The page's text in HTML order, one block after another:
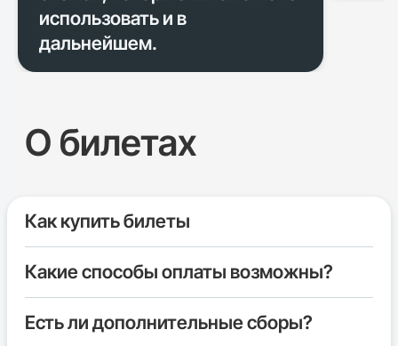
использовать и в
дальнейшем.
О билетах
Как купить билеты
Какие способы оплаты возможны?
Есть ли дополнительные сборы?